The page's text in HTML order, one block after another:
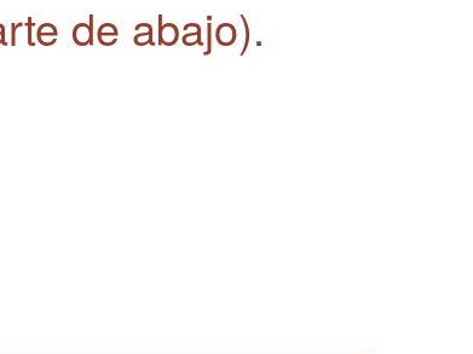
de abajo).